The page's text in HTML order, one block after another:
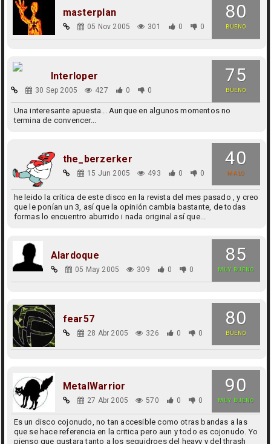
80
BUENO
masterplan
05 Nov 2005 301 0 0
75
BUENO
Interloper
30 Sep 2005 427 0 0
Una interesante apuesta... Aunque en algunos momentos no
termina de convencer...
40
MALO
the_berzerker
15 Jun 2005 493 0 0
he leido la crítica de este disco en la revista del mes pasado , y creo
que le ponían un 3, así que la opinión cambia bastante, de todas
formas lo encuentro aburrido i nada original así que...
85
MUY BUENO
Alardoque
05 May 2005 309 0 0
80
BUENO
fear57
28 Abr 2005 326 0 0
90
MUY BUENO
MetalWarrior
27 Abr 2005 570 0 0
Es un disco cojonudo, no tan accesible como otras bandas a las
que se hace referencia en la critica pero aun y todo es cojonudo. Yo
pienso que gustara tanto a los seguidroes del heavy y del thrash